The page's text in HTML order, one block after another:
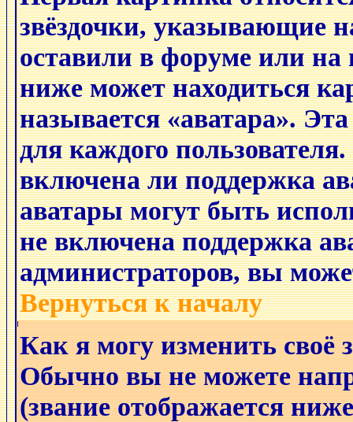
звёздочки, указывающие
оставили в форуме или на
ниже может находиться
называется «аватара».
для каждого
включена ли поддержка
аватары могут быть
не включена поддержка
администраторов, вы
Вернуться к началу
Как я могу изменить своё
Обычно вы не можете
(звание отображается